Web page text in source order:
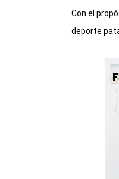
Con el
deporte